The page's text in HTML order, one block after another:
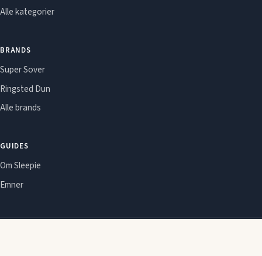
Alle kategorier
BRANDS
Super Sover
Ringsted Dun
Alle brands
GUIDES
Om Sleepie
Emner